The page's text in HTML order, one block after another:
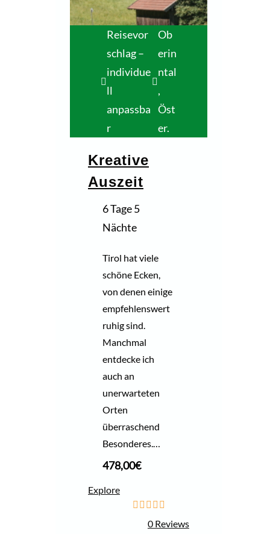
Reisevor
schlag –
individue
ll
anpassba
r
Ob
erin
ntal
,
Öst
er.
Kreative
Auszeit
6 Tage 5
Nächte
Tirol hat viele
schöne Ecken,
von denen einige
empfehlenswert
ruhig sind.
Manchmal
entdecke ich
auch an
unerwarteten
Orten
überraschend
Besonderes.…
478,00€
Explore
0 Reviews